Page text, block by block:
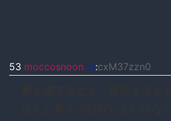
53 moccosnoon id:cxM37zzn0